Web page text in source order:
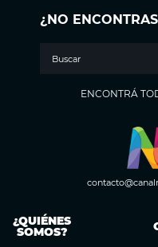
¿NO
ENCONTRÁ
¿QUIÉNES
SOMOS?